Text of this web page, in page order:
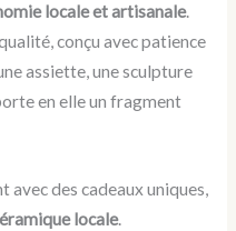
locale et artisanale.
conçu avec patience
assiette, une sculpture
en elle un fragment
des cadeaux uniques,
locale.